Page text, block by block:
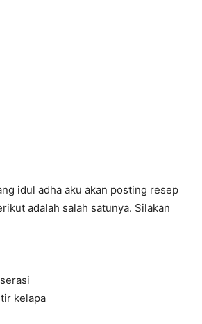
idul adha aku akan posting resep
adalah salah satunya. Silakan
kelapa